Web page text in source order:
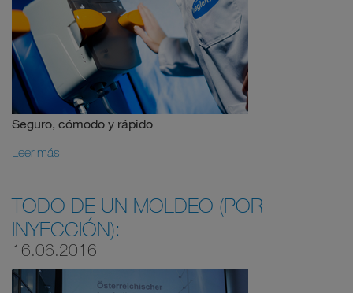
Seguro, cómodo y rápido
Leer más
TODO DE UN MOLDEO (POR
INYECCIÓN):
16.06.2016